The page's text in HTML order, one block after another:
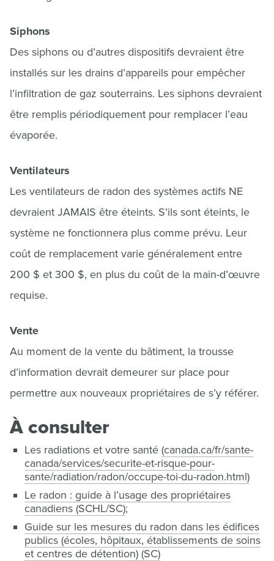
Siphons
Des siphons ou d’autres dispositifs devraient être
installés sur les drains d’appareils pour empêcher
l’infiltration de gaz souterrains. Les siphons devraient
être remplis périodiquement pour remplacer l’eau
évaporée.
Ventilateurs
Les ventilateurs de radon des systèmes actifs NE
devraient JAMAIS être éteints. S’ils sont éteints, le
système ne fonctionnera plus comme prévu. Leur
coût de remplacement varie généralement entre
200 $ et 300 $, en plus du coût de la main-d’œuvre
requise.
Vente
Au moment de la vente du bâtiment, la trousse
d’information devrait demeurer sur place pour
permettre aux nouveaux propriétaires de s’y référer.
À consulter
Les radiations et votre santé (canada.ca/fr/sante-
canada/services/securite-et-risque-pour-
sante/radiation/radon/occupe-toi-du-radon.html)
Le radon : guide à l’usage des propriétaires
canadiens (SCHL/SC);
Guide sur les mesures du radon dans les édifices
publics (écoles, hôpitaux, établissements de soins
et centres de détention) (SC)